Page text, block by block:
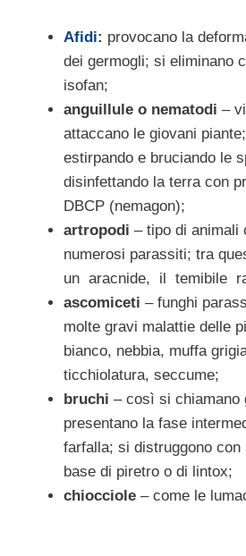
Afidi: provocano la
dei germogli; si eliminano
isofan;
anguillule o nematodi –
attaccano le giovani
estirpando e bruciando le
disinfettando la terra con
DBCP (nemagon);
artropodi – tipo di animali
numerosi parassiti; tra
un aracnide, il temibile
ascomiceti – funghi
molte gravi malattie delle
bianco, nebbia, muffa
ticchiolatura, seccume;
bruchi – così si
presentano la fase
farfalla; si distruggono
base di piretro o di lintox;
chiocciole – come le